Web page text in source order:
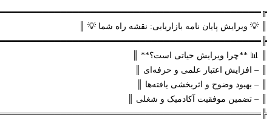
║ 💡 ویرایش پایان نامه بازاریابی: نقشه راه شما 💡 ║
║ 📊 **چرا ویرایش حیاتی است؟** ║
║ – افزایش اعتبار علمی و حرفه‌ای ║
║ – بهبود وضوح و اثربخشی یافته‌ها ║
║ – تضمین موفقیت آکادمیک و شغلی ║